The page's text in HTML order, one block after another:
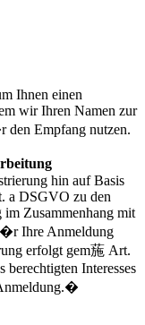
Ihnen einen
wir Ihren Namen zur
den Empfang nutzen.
hin auf Basis
a DSGVO zu den
Zusammenhang mit
Ihre Anmeldung
erfolgt gem葹 Art.
Interesses